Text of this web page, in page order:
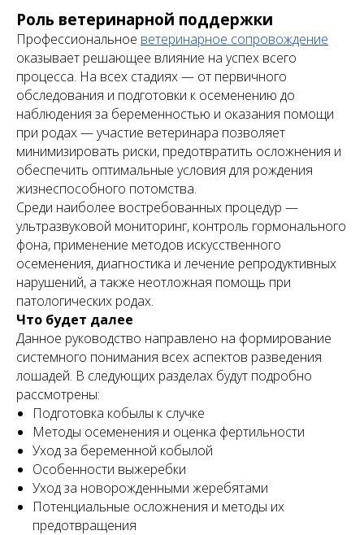
Роль ветеринарной поддержки
Профессиональное ветеринарное сопровождение
оказывает решающее влияние на успех всего
процесса. На всех стадиях — от первичного
обследования и подготовки к осеменению до
наблюдения за беременностью и оказания помощи
при родах — участие ветеринара позволяет
минимизировать риски, предотвратить осложнения и
обеспечить оптимальные условия для рождения
жизнеспособного потомства.
Среди наиболее востребованных процедур —
ультразвуковой мониторинг, контроль гормонального
фона, применение методов искусственного
осеменения, диагностика и лечение репродуктивных
нарушений, а также неотложная помощь при
патологических родах.
Что будет далее
Данное руководство направлено на формирование
системного понимания всех аспектов разведения
лошадей. В следующих разделах будут подробно
рассмотрены:
Подготовка кобылы к случке
Методы осеменения и оценка фертильности
Уход за беременной кобылой
Особенности выжеребки
Уход за новорожденными жеребятами
Потенциальные осложнения и методы их
предотвращения